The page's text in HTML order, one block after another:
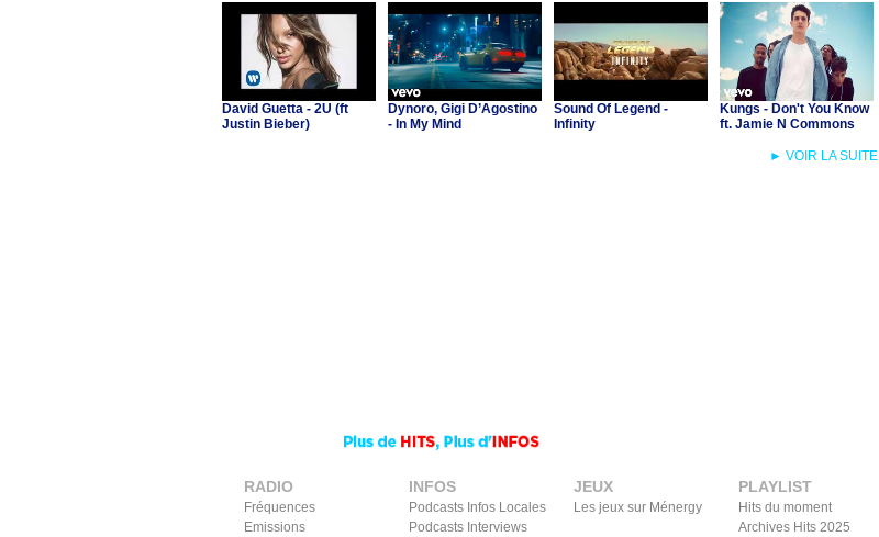
David Guetta - 2U (ft
Justin Bieber)
Dynoro, Gigi D’Agostino
- In My Mind
Sound Of Legend -
Infinity
Kungs - Don't You Know
ft. Jamie N Commons
► VOIR LA SUITE
RADIO
Fréquences
Emissions
INFOS
Podcasts Infos Locales
Podcasts Interviews
JEUX
Les jeux sur Ménergy
PLAYLIST
Hits du moment
Archives Hits 2025